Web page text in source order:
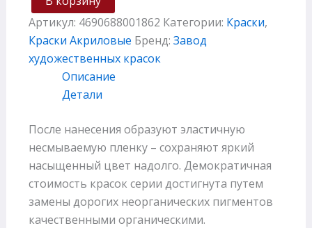
Артикул: 4690688001862 Категории: Краски,
Краски Акриловые Бренд: Завод
художественных красок
Описание
Детали
После нанесения образуют эластичную
несмываемую пленку – сохраняют яркий
насыщенный цвет надолго. Демократичная
стоимость красок серии достигнута путем
замены дорогих неорганических пигментов
качественными органическими.